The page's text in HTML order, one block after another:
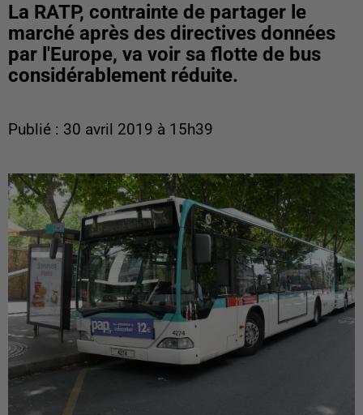
La RATP, contrainte de partager le
marché après des directives données
par l'Europe, va voir sa flotte de bus
considérablement réduite.
Publié : 30 avril 2019 à 15h39